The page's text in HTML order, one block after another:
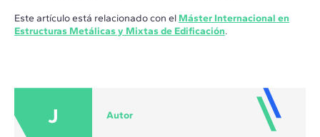
Este artículo está relacionado con el Máster Internacional en
Estructuras Metálicas y Mixtas de Edificación.
J Autor